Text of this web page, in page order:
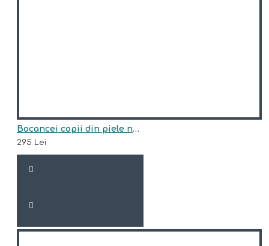
Bocancei copii din piele naturala model HUNTER-BLU
295 Lei